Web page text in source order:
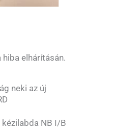
elhárításán.
neki az új
NB I/B